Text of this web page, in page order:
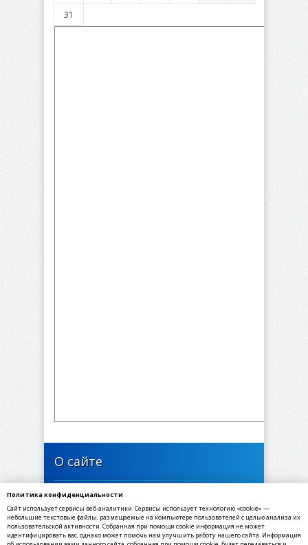
31
О сайте
446634, Самарская область, Богатовский район,
село Максимовка, Октябрьская улица, 23
✉ E-mail: selsove@yandex.ru
Политика конфиденциальности
Сайт использует сервисы веб-аналитики. Сервисы использует технологию «cookie» —
небольшие текстовые файлы, размещаемые на компьютере пользователей с целью анализа их
пользовательской активности. Собранная при помощи cookie информация не может
идентифицировать вас, однако может помочь нам улучшить работу нашего сайта. Информация